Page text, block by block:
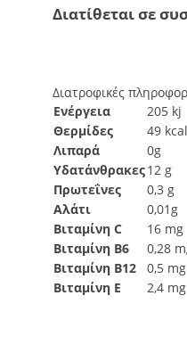
Διατίθεται σε
Διατροφικές
Ενέργεια
205 kj
Θερμίδες
49 kcal
Λιπαρά
0g
Υδατάνθρακες12 g
Πρωτεΐνες
0,3 g
Αλάτι
0,01g
Βιταμίνη C
16 mg
Βιταμίνη Β6
0,28
Bιταμίνη Β12
0,5 mg
Βιταμίνη Ε
2,4 mg